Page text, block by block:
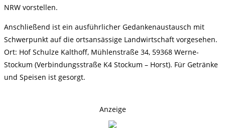
NRW vorstellen.
Anschließend ist ein ausführlicher Gedankenaustausch mit
Schwerpunkt auf die ortsansässige Landwirtschaft vorgesehen.
Ort: Hof Schulze Kalthoff, Mühlenstraße 34, 59368 Werne-
Stockum (Verbindungsstraße K4 Stockum – Horst). Für Getränke
und Speisen ist gesorgt.
Anzeige